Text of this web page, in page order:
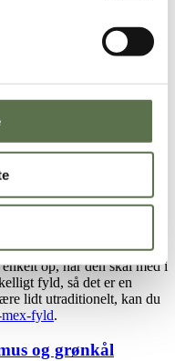
og ælt den godt igennem.
skinke og ost ovenpå.
med bagepapir, og lad
= 200 °C) i ca. 9-12
ved hånden, kan du lave
her
så bag derfor
op, når den skal med i
fyld, så det er en
lidt utraditionelt, kan du
mex-fyld.
og grønkål